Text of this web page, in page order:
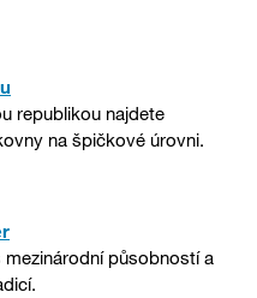
republikou najdete
na špičkové úrovni.
působností a